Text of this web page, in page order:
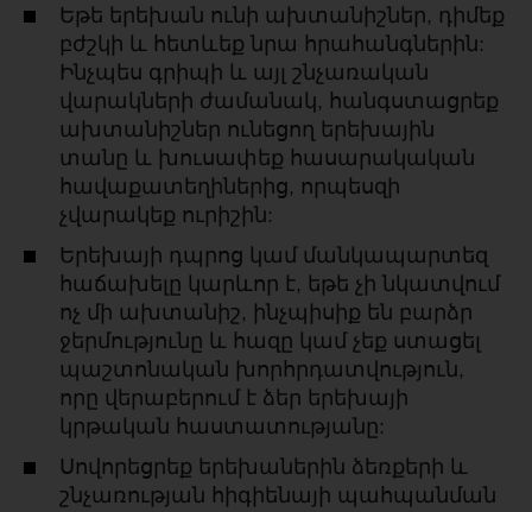
Եթե երեխան ունի ախտանիշներ, դիմեք
բժշկի և հետևեք նրա հրահանգներին:
Ինչպես գրիպի և այլ շնչառական
վարակների ժամանակ, հանգստացրեք
ախտանիշներ ունեցող երեխային
տանը և խուսափեք հասարակական
հավաքատեղիներից, որպեսզի
չվարակեք ուրիշին:
Երեխայի դպրոց կամ մանկապարտեզ
հաճախելը կարևոր է, եթե չի նկատվում
ոչ մի ախտանիշ, ինչպիսիք են բարձր
ջերմությունը և հազը կամ չեք ստացել
պաշտոնական խորհրդատվություն,
որը վերաբերում է ձեր երեխայի
կրթական հաստատությանը:
Սովորեցրեք երեխաներին ձեռքերի և
շնչառության հիգիենայի պահպանման